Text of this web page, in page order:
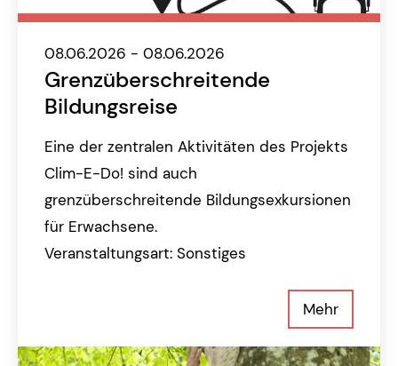
08.06.2026 - 08.06.2026
Grenzüberschreitende
Bildungsreise
Eine der zentralen Aktivitäten des Projekts
Clim-E-Do! sind auch
grenzüberschreitende Bildungsexkursionen
für Erwachsene.
Veranstaltungsart: Sonstiges
Mehr